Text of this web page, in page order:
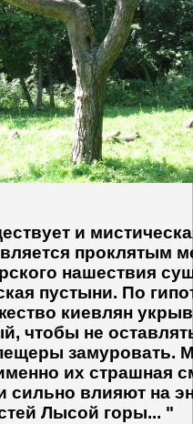
и
проклятым
нашествия
пустыни. По
киевлян
чтобы не
замуровать.
их страшная
влияют на
Лысой горы... "